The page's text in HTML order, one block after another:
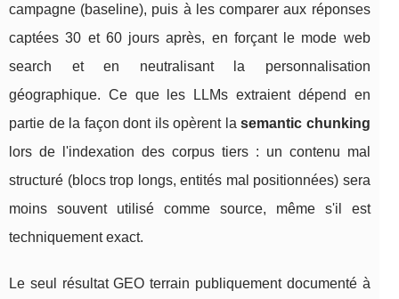
campagne (baseline), puis à les comparer aux réponses
captées 30 et 60 jours après, en forçant le mode web
search et en neutralisant la personnalisation
géographique. Ce que les LLMs extraient dépend en
partie de la façon dont ils opèrent lasemantic chunking
lors de l'indexation des corpus tiers : un contenu mal
structuré (blocs trop longs, entités mal positionnées) sera
moins souvent utilisé comme source, même s'il est
techniquement exact.
Le seul résultat GEO terrain publiquement documenté à